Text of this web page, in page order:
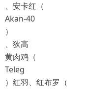
、安卡红（
Akan-40
）
、狄高
黄肉鸡（
Teleg
）红羽、红布罗（